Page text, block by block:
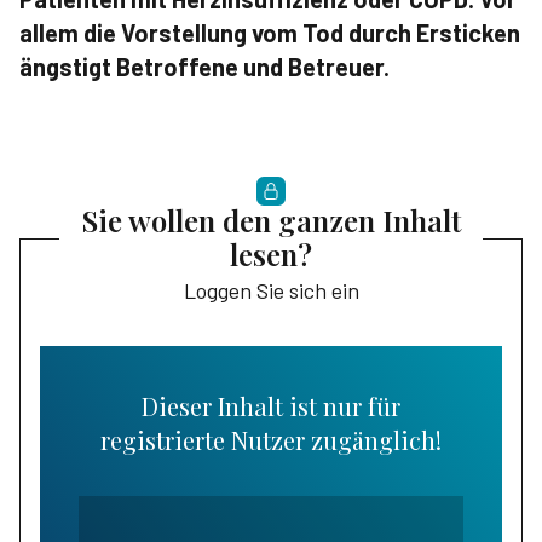
allem die Vorstellung vom Tod durch Ersticken
ängstigt Betroffene und Betreuer.
Sie wollen den ganzen Inhalt
lesen?
Loggen Sie sich ein
Dieser Inhalt ist nur für
registrierte Nutzer zugänglich!